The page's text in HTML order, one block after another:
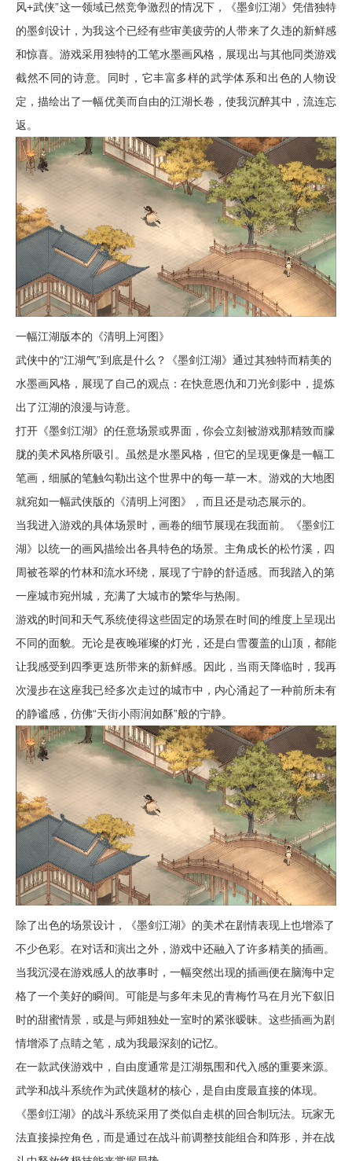
风+武侠”这一领域已然竞争激烈的情况下，《墨剑江湖》凭借独特
的墨剑设计，为我这个已经有些审美疲劳的人带来了久违的新鲜感
和惊喜。游戏采用独特的工笔水墨画风格，展现出与其他同类游戏
截然不同的诗意。同时，它丰富多样的武学体系和出色的人物设
定，描绘出了一幅优美而自由的江湖长卷，使我沉醉其中，流连忘
返。
一幅江湖版本的《清明上河图》
武侠中的“江湖气”到底是什么？《墨剑江湖》通过其独特而精美的
水墨画风格，展现了自己的观点：在快意恩仇和刀光剑影中，提炼
出了江湖的浪漫与诗意。
打开《墨剑江湖》的任意场景或界面，你会立刻被游戏那精致而朦
胧的美术风格所吸引。虽然是水墨风格，但它的呈现更像是一幅工
笔画，细腻的笔触勾勒出这个世界中的每一草一木。游戏的大地图
就宛如一幅武侠版的《清明上河图》，而且还是动态展示的。
当我进入游戏的具体场景时，画卷的细节展现在我面前。《墨剑江
湖》以统一的画风描绘出各具特色的场景。主角成长的松竹溪，四
周被苍翠的竹林和流水环绕，展现了宁静的舒适感。而我踏入的第
一座城市宛州城，充满了大城市的繁华与热闹。
游戏的时间和天气系统使得这些固定的场景在时间的维度上呈现出
不同的面貌。无论是夜晚璀璨的灯光，还是白雪覆盖的山顶，都能
让我感受到四季更迭所带来的新鲜感。因此，当雨天降临时，我再
次漫步在这座我已经多次走过的城市中，内心涌起了一种前所未有
的静谧感，仿佛“天街小雨润如酥”般的宁静。
除了出色的场景设计，《墨剑江湖》的美术在剧情表现上也增添了
不少色彩。在对话和演出之外，游戏中还融入了许多精美的插画。
当我沉浸在游戏感人的故事时，一幅突然出现的插画便在脑海中定
格了一个美好的瞬间。可能是与多年未见的青梅竹马在月光下叙旧
时的甜蜜情景，或是与师姐独处一室时的紧张暧昧。这些插画为剧
情增添了点睛之笔，成为我最深刻的记忆。
在一款武侠游戏中，自由度通常是江湖氛围和代入感的重要来源。
武学和战斗系统作为武侠题材的核心，是自由度最直接的体现。
《墨剑江湖》的战斗系统采用了类似自走棋的回合制玩法。玩家无
法直接操控角色，而是通过在战斗前调整技能组合和阵形，并在战